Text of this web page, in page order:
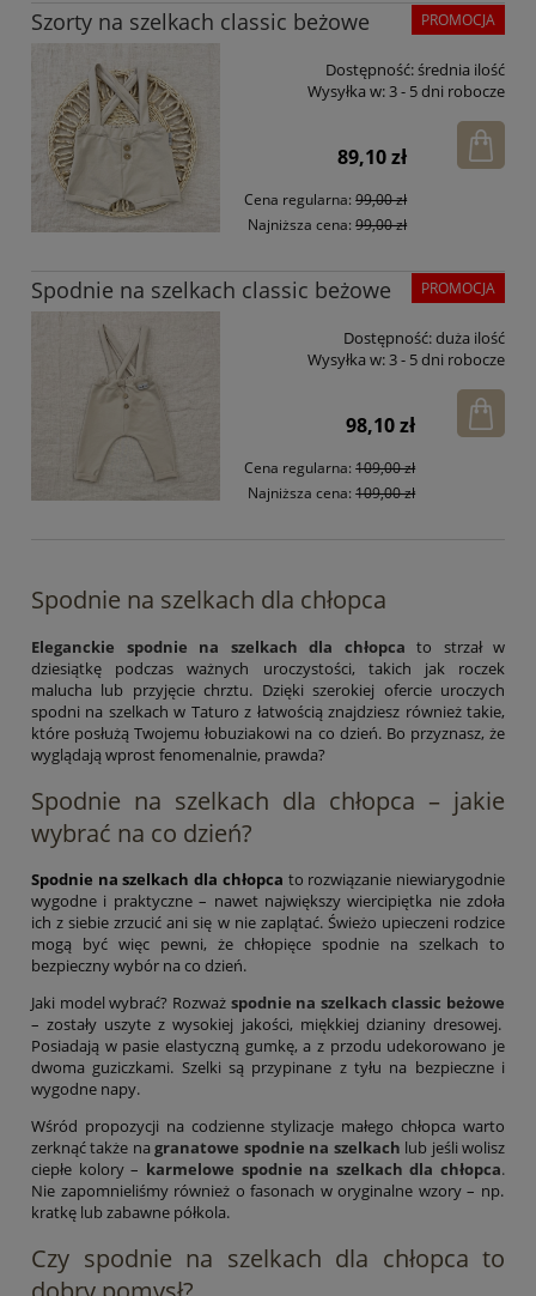
Szorty na szelkach classic beżowe
Dostępność:średnia ilość
Wysyłka w:3 - 5 dni robocze
89,10 zł
Cena regularna:99,00 zł
Najniższa cena:99,00 zł
PROMOCJA
Spodnie na szelkach classic beżowe
Dostępność:duża ilość
Wysyłka w:3 - 5 dni robocze
98,10 zł
Cena regularna:109,00 zł
Najniższa cena:109,00 zł
PROMOCJA
Spodnie na szelkach dla chłopca
Eleganckie spodnie na szelkach dla chłopca to strzał w
dziesiątkę podczas ważnych uroczystości, takich jak roczek
malucha lub przyjęcie chrztu. Dzięki szerokiej ofercie uroczych
spodni na szelkach w Taturo z łatwością znajdziesz również takie,
które posłużą Twojemu łobuziakowi na co dzień. Bo przyznasz, że
wyglądają wprost fenomenalnie, prawda?
Spodnie na szelkach dla chłopca – jakie
wybrać na co dzień?
Spodnie na szelkach dla chłopca to rozwiązanie niewiarygodnie
wygodne i praktyczne – nawet największy wiercipiętka nie zdoła
ich z siebie zrzucić ani się w nie zaplątać. Świeżo upieczeni rodzice
mogą być więc pewni, że chłopięce spodnie na szelkach to
bezpieczny wybór na co dzień.
Jaki model wybrać? Rozważ spodnie na szelkach classic beżowe
– zostały uszyte z wysokiej jakości, miękkiej dzianiny dresowej.
Posiadają w pasie elastyczną gumkę, a z przodu udekorowano je
dwoma guziczkami. Szelki są przypinane z tyłu na bezpieczne i
wygodne napy.
Wśród propozycji na codzienne stylizacje małego chłopca warto
zerknąć także nagranatowe spodnie na szelkach lub jeśli wolisz
ciepłe kolory – karmelowe spodnie na szelkach dla chłopca.
Nie zapomnieliśmy również o fasonach w oryginalne wzory – np.
kratkę lub zabawne półkola.
Czy spodnie na szelkach dla chłopca to